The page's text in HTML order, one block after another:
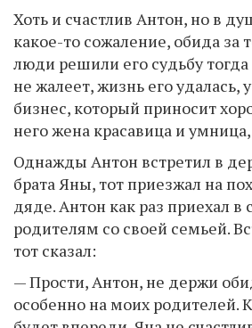
Хоть и счастлив Антон, но в
какое-то сожаление, обида за
люди решили его судьбу
не жалеет, жизнь его удалась,
бизнес, который приносит
него жена красавица и
Однажды Антон встретил в
брата Яны, тот приезжал на
дяде. Антон как раз приехал в
родителям со своей семьей.
тот сказал:
— Прости, Антон, не держи
особенно на моих родителей.